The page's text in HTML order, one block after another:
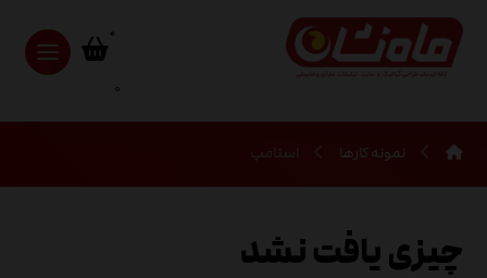
نمونه کارها استامپ
چیزی یافت نشد